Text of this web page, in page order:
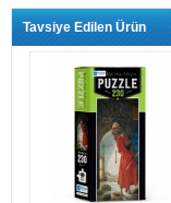
Tavsiye Edilen Ürün